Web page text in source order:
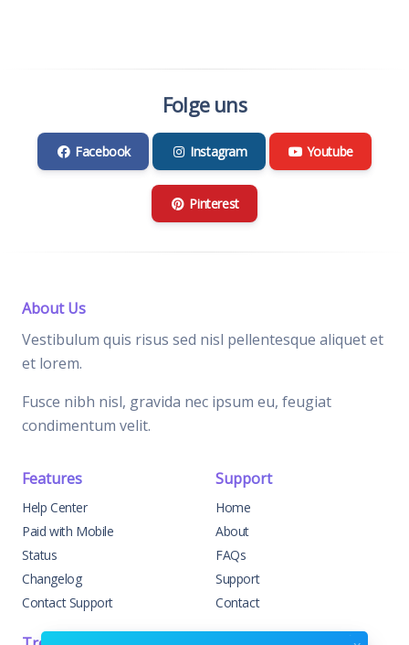
Folge uns
Facebook Instagram Youtube
Pinterest
About Us
Vestibulum quis risus sed nisl pellentesque aliquet et
et lorem.
Fusce nibh nisl, gravida nec ipsum eu, feugiat
condimentum velit.
Features
Help Center
Paid with Mobile
Status
Changelog
Contact Support
Support
Home
About
FAQs
Support
Contact